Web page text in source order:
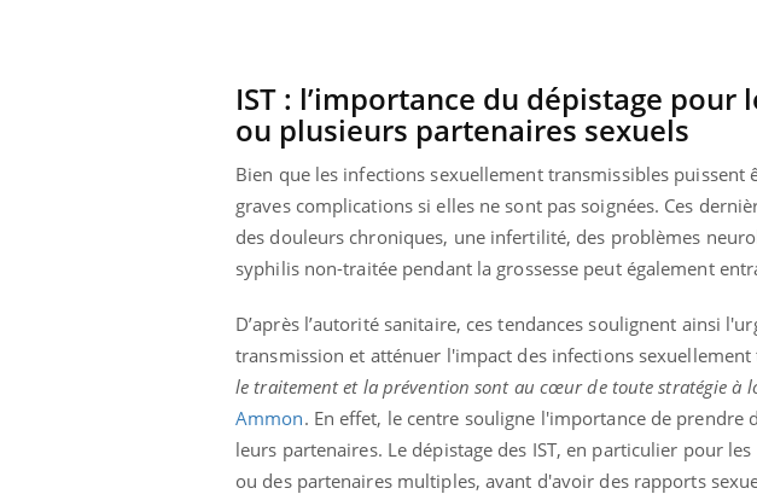
IST : l’importance du dépistage
ou plusieurs partenaires sexuels
Bien que les infections sexuellement transmissibles
graves complications si elles ne sont pas soignées. Ces
des douleurs chroniques, une infertilité, des problèmes
syphilis non-traitée pendant la grossesse peut également
D’après l’autorité sanitaire, ces tendances soulignent ainsi
transmission et atténuer l'impact des infections
le traitement et la prévention sont au cœur de toute stratégie à
Ammon. En effet, le centre souligne l'importance de
leurs partenaires. Le dépistage des IST, en particulier pour
ou des partenaires multiples, avant d'avoir des rapports